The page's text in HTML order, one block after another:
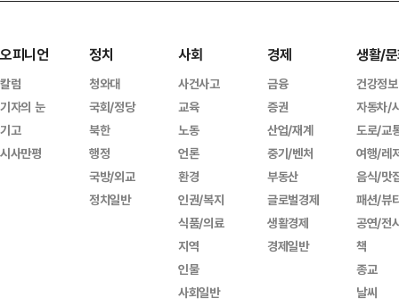
오피니언
칼럼
기자의 눈
기고
시사만평
정치
청와대
국회/정당
북한
행정
국방/외교
정치일반
사회
사건사고
교육
노동
언론
환경
인권/복지
식품/의료
지역
인물
사회일반
경제
금융
증권
산업/재계
중기/벤처
부동산
글로벌경제
생활경제
경제일반
생활/
건강정보
자동차/
도로/교
여행/레
음식/맛
패션/뷰
공연/전
책
종교
날씨